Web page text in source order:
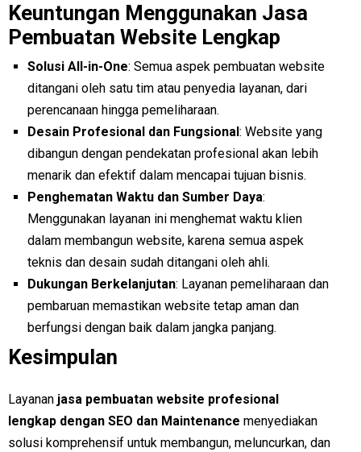
Keuntungan Menggunakan Jasa
Pembuatan Website Lengkap
Solusi All-in-One: Semua aspek pembuatan website
ditangani oleh satu tim atau penyedia layanan, dari
perencanaan hingga pemeliharaan.
Desain Profesional dan Fungsional : Website yang
dibangun dengan pendekatan profesional akan lebih
menarik dan efektif dalam mencapai tujuan bisnis.
Penghematan Waktu dan Sumber Daya:
Menggunakan layanan ini menghemat waktu klien
dalam membangun website, karena semua aspek
teknis dan desain sudah ditangani oleh ahli.
Dukungan Berkelanjutan: Layanan pemeliharaan dan
pembaruan memastikan website tetap aman dan
berfungsi dengan baik dalam jangka panjang.
Kesimpulan
Layanan jasa pembuatan website profesional
lengkap dengan SEO dan Maintenance menyediakan
solusi komprehensif untuk membangun, meluncurkan, dan